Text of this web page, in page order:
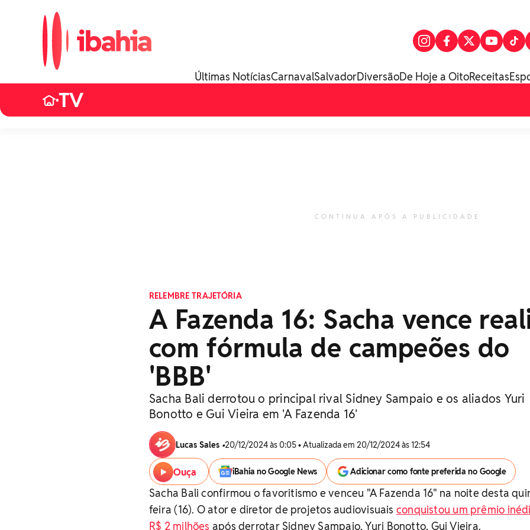
Últimas NotíciasCarnavalSalvadorDiversãoDe Hoje a OitoReceitas
•TV
CONTINUA APÓS A PUBLICIDADE
RELEMBRE TRAJETÓRIA
A Fazenda 16: Sacha vence
com fórmula de campeões do
'BBB'
Sacha Bali derrotou o principal rival Sidney Sampaio e os aliados Yuri
Bonotto e Gui Vieira em 'A Fazenda 16'
Lucas Sales •20/12/2024 às 0:05 • Atualizada em 20/12/2024 às 12:54
Ouça iBahia no Google News Adicionar como fonte preferida no Google
Sacha Bali confirmou o favoritismo e venceu "A Fazenda 16" na noite desta
feira (16). O ator e diretor de projetos audiovisuais conquistou um prêmio
R$ 2 milhões após derrotar Sidney Sampaio, Yuri Bonotto, Gui Vieira.